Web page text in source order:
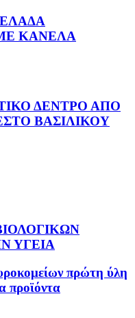
ΚΑΝΕΛΑ
ΔΕΝΤΡΟ ΑΠΟ
ΒΑΣΙΛΙΚΟΥ
ΥΓΕΙΑ
πρώτη ύλη
προϊόντα